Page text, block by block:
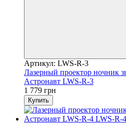
Артикул: LWS-R-3
Лазерный проектор ночник
Астронавт LWS-R-3
1 779 грн
Купить